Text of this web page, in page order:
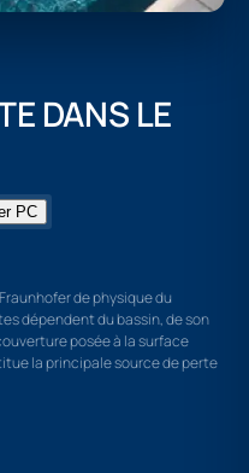
DANS LE
PC
de physique du
dépendent du bassin, de son
posée à la surface
la principale source de perte